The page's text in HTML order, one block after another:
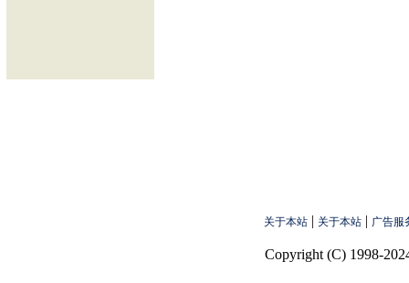
关于本站 | 关于本站 | 广告服
Copyright (C) 1998-